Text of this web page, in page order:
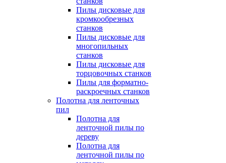
Пилы дисковые для
кромкообрезных
станков
Пилы дисковые для
многопильных
станков
Пилы дисковые для
торцовочных станков
Пилы для форматно-
раскроечных станков
Полотна для ленточных
пил
Полотна для
ленточной пилы по
дереву
Полотна для
ленточной пилы по